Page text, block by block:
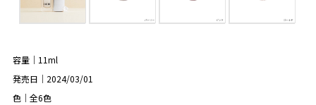
容量｜11ml
発売日｜2024/03/01
色｜全6色